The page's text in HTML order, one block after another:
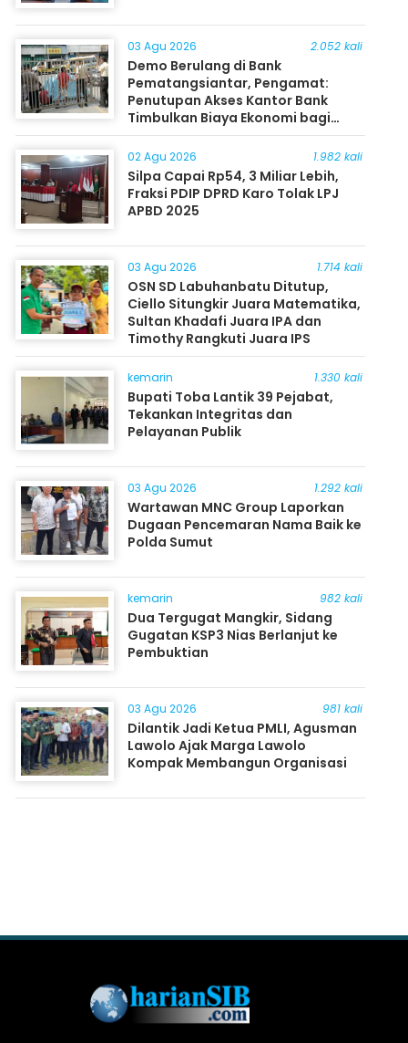
03 Agu 2026 2.052 kali
Demo Berulang di Bank
Pematangsiantar, Pengamat:
Penutupan Akses Kantor Bank
Timbulkan Biaya Ekonomi bagi
Masyarakat
02 Agu 2026 1.982 kali
Silpa Capai Rp54, 3 Miliar Lebih,
Fraksi PDIP DPRD Karo Tolak LPJ
APBD 2025
03 Agu 2026 1.714 kali
OSN SD Labuhanbatu Ditutup,
Ciello Situngkir Juara Matematika,
Sultan Khadafi Juara IPA dan
Timothy Rangkuti Juara IPS
kemarin 1.330 kali
Bupati Toba Lantik 39 Pejabat,
Tekankan Integritas dan
Pelayanan Publik
03 Agu 2026 1.292 kali
Wartawan MNC Group Laporkan
Dugaan Pencemaran Nama Baik ke
Polda Sumut
kemarin 982 kali
Dua Tergugat Mangkir, Sidang
Gugatan KSP3 Nias Berlanjut ke
Pembuktian
03 Agu 2026 981 kali
Dilantik Jadi Ketua PMLI, Agusman
Lawolo Ajak Marga Lawolo
Kompak Membangun Organisasi